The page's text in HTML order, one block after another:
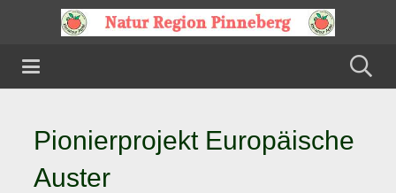
Pionierprojekt Europäische
Auster